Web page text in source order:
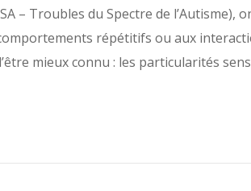
– Troubles du Spectre de l’Autisme),
répétitifs ou aux
mieux connu : les particularités